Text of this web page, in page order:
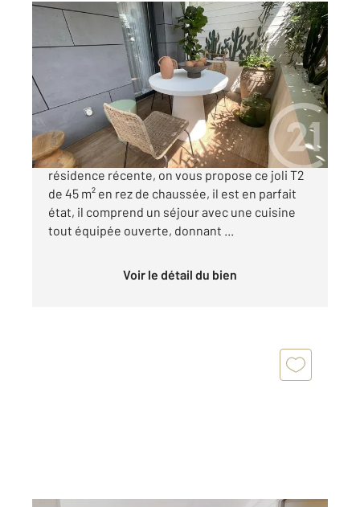
ANGLET 64
45,56 m
, 2 pièces
Appartement T2 à vendre
287 000 €
ANGLET, à 2 pas des 5 Cantons, Dans une
résidence récente, on vous propose ce joli T2
de 45 m² en rez de chaussée, il est en parfait
état, il comprend un séjour avec une cuisine
tout équipée ouverte, donnant ...
Voir le détail du bien